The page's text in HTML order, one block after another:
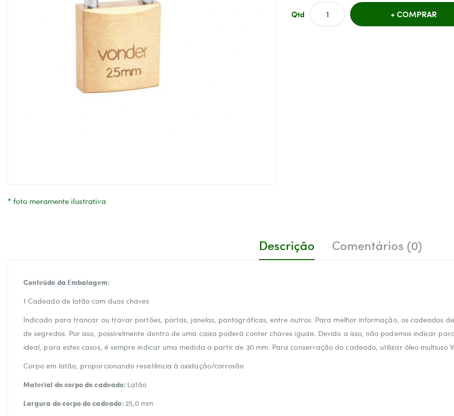
* foto meramente ilustrativa
Qtd COMPRAR
Descrição Comentários (0)
Conteúdo da Embalagem:
1 Cadeado de latão com duas chaves
Indicado para trancar ou travar portões, portas, janelas, pantográficas, entre outros. Para melhor informação, os cadeados de
de segredos. Por isso, possivelmente dentro de uma caixa poderá conter chaves iguais. Devido a isso, não podemos indicar
ideal, para estes casos, é sempre indicar uma medida a partir de 30 mm. Para conservação do cadeado, utilizar óleo multiuso
Corpo em latão, proporcionando resistência à oxidação/corrosão
Material do corpo do cadeado: Latão
Largura do corpo do cadeado: 25,0 mm